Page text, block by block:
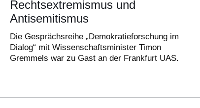
Rechtsextremismus und
Antisemitismus
Die Gesprächsreihe „Demokratieforschung im
Dialog“ mit Wissenschaftsminister Timon
Gremmels war zu Gast an der Frankfurt UAS.